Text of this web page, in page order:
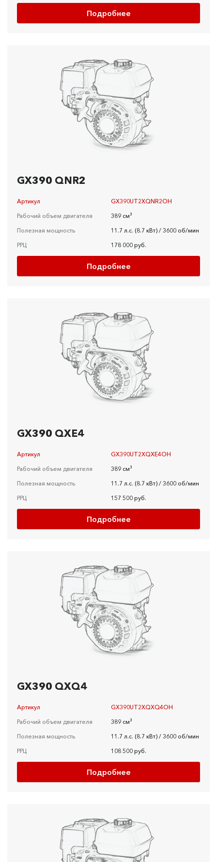
Подробнее
GX390 QNR2
Артикул
GX390UT2XQNR2OH
Рабочий объем двигателя
389 см³
Полезная мощность
11.7 л.с. (8.7 кВт) / 3600 об/мин
РРЦ
178 000 руб.
Подробнее
GX390 QXE4
Артикул
GX390UT2XQXE4OH
Рабочий объем двигателя
389 см³
Полезная мощность
11.7 л.с. (8.7 кВт) / 3600 об/мин
РРЦ
157 500 руб.
Подробнее
GX390 QXQ4
Артикул
GX390UT2XQXQ4OH
Рабочий объем двигателя
389 см³
Полезная мощность
11.7 л.с. (8.7 кВт) / 3600 об/мин
РРЦ
108 500 руб.
Подробнее